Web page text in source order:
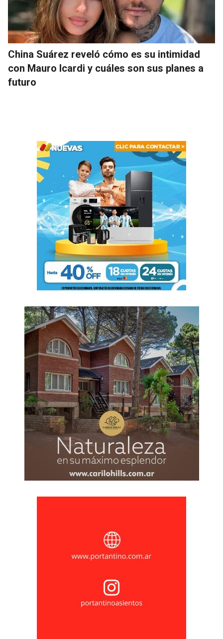
China Suárez reveló cómo es su intimidad
con Mauro Icardi y cuáles son sus planes a
futuro